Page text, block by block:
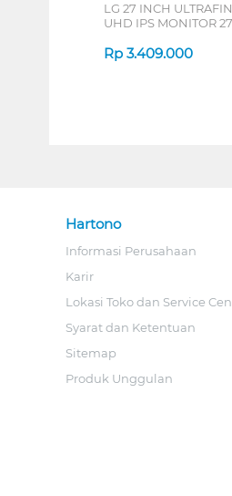
LG 27 INCH
UHD IPS MONITOR
Rp 3.409.000
Hartono
Informasi Perusahaan
Karir
Lokasi Toko dan Service
Syarat dan Ketentuan
Sitemap
Produk Unggulan